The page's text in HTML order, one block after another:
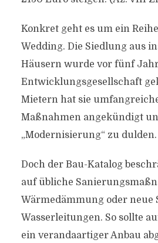
Konkret geht es um ein
Wedding. Die Siedlung aus
Häusern wurde vor fünf
Entwicklungsgesellschaft
Mietern hat sie
Maßnahmen angekündigt
„Modernisierung“ zu dulden.
Doch der Bau-Katalog
auf übliche
Wärmedämmung oder neue
Wasserleitungen. So sollte
ein verandaartiger Anbau